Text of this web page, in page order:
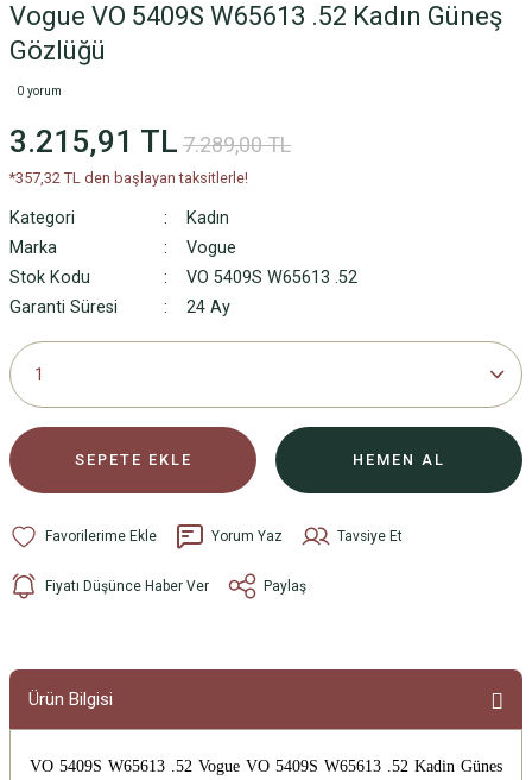
Vogue VO 5409S W65613 .52 Kadın Güneş
Gözlüğü
0 yorum
3.215,91 TL 7.289,00 TL
*357,32 TL den başlayan taksitlerle!
Kategori
Kadın
Marka
Vogue
Stok Kodu
VO 5409S W65613 .52
Garanti Süresi
24 Ay
SEPETE EKLE HEMEN AL
Yorum Yaz Tavsiye Et
Fiyatı Düşünce Haber Ver Paylaş
Ürün Bilgisi
VO 5409S W65613 .52 Vogue VO 5409S W65613 .52 Kadin Günes